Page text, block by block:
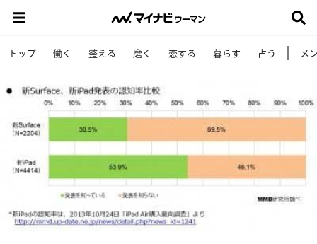
トップ 働く 整える 磨く 恋する 暮らす 占う メ